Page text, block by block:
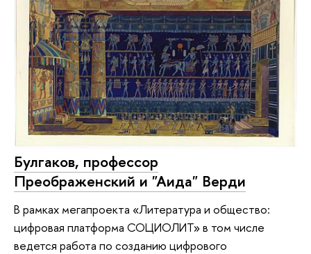
Булгаков, профессор
Преображенский и "Аида" Верди
В рамках мегапроекта «Литература и общество:
цифровая платформа СОЦИОЛИТ» в том числе
ведется работа по созданию цифрового